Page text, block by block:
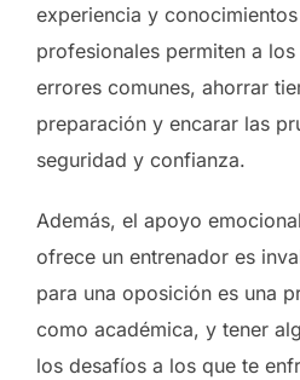
experiencia y
profesionales permiten a
errores comunes, ahorrar
preparación y encarar las
seguridad y confianza.
Además, el apoyo
ofrece un entrenador es
para una oposición es una
como académica, y tener
los desafíos a los que te